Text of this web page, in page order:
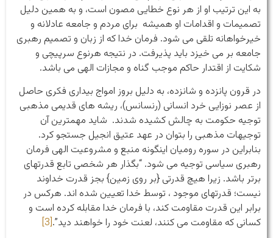
به این ترتیب او از هر نوع خطایی مصون است، و به همین دلیل
تصمیمات و اقدامات او همیشه برای مردم و جامعه عادلانه و
خیرخواهانه تلقی می شود. فرمان خدا که از زبان و تصمیم رهبری
جامعه بر می خیزد باید پذیرفت. در نتیجه هرنوع سرپیچی و
شکایت از اقتدار حاکم موجب گناه و مجازات الهی می باشد.
در قرون پانزده و شانزده، به دلیل بروز امواج بیداری فکری حاصل
از عصر نوزایی خرد انسانی (رنسانس)، ریشه های قدیمی مذهبی
توجیه حکومت به چالش کشیده شدند. شاید مهمترین آن
توجیهات مذهبی را بتوان در عهد عتیق انجیل جستجو کرد.
بنابراین در سوره رومیان اینگونه منبع و مشروعیت الهی فرمان
رهبری سیاسی توجیه می شود. “بگذار هر شخصی تابع قدرتهای
برتر باشد. زیرا هیچ قدرتی {بر روی زمین} بجز قدرت خداوند
نیست؛ قدرتهای موجود ، توسط خدا تعیین شده اند. هرکس در
برابر این قدرت مقاومت کند، با فرمان خدا مقابله کرده است و
کسانی که مقاومت می کنند، لعنت خود را خواهند دید”.[3]